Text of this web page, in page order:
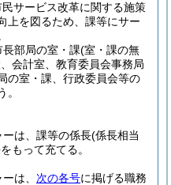
サービス改革に関する施策
上を図るため、課等にサー
部局の室・課(室・課の無
会計室、教育委員会事務局
の室・課、行政委員会等の
は、課等の係長(係長相当
もって充てる。
は、 次の各号に掲げる職務